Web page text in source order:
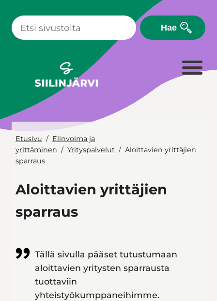
sisältöön
Hae
Etusivu
Elinvoima ja
yrittäminen
Yrityspalvelut
Aloittavien yrittäjien
sparraus
Aloittavien yrittäjien
sparraus
Tällä sivulla pääset tutustumaan
aloittavien yritysten sparrausta
tuottaviin
yhteistyökumppaneihimme.